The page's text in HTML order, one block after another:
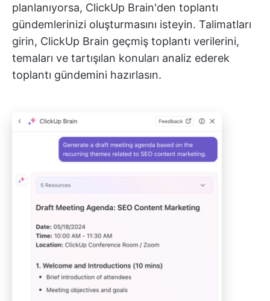
planlanıyorsa, ClickUp Brain'den toplantı
gündemlerinizi oluşturmasını isteyin. Talimatları
girin, ClickUp Brain geçmiş toplantı verilerini,
temaları ve tartışılan konuları analiz ederek
toplantı gündemini hazırlasın.